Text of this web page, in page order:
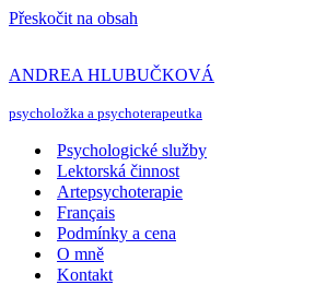
Přeskočit na obsah
ANDREA HLUBUČKOVÁ
psycholožka a psychoterapeutka
Psychologické služby
Lektorská činnost
Artepsychoterapie
Français
Podmínky a cena
O mně
Kontakt